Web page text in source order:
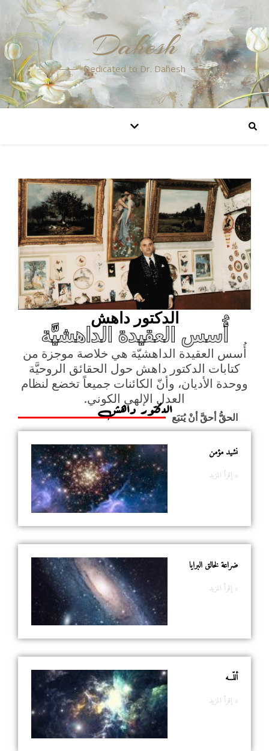
Dahesh
Dedicated to Dr. Dahesh
الدكتور داهش
أُسس العقيدة الداهشيَّة
أُسس العقيدة الداهشيّة هي خلاصة موجزة من
كتابات الدكتور داهش حول الحقائق الروحيَّة
ووحدة الأديان، وأنّ الكائنات جميعاً تخضع لنظام
العدل الإلهي الكوني.
الدكتور داهشالحقُّ أحقَّ أنْ يُتبَع
نشيد مؤمن
إقرأ المزيد »
ضراعة لخالق البرايا
إقرأ المزيد »
أللّـــه
إقرأ المزيد »